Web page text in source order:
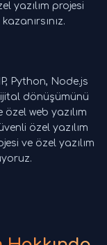
yazılım projesi
Python, Node.js
dönüşümünü
web yazılım
özel yazılım
ve özel yazılım